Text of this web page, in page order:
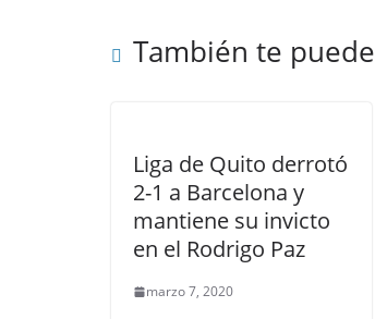
También te
Liga de Quito derrotó
2-1 a Barcelona y
mantiene su invicto
en el Rodrigo Paz
marzo 7, 2020